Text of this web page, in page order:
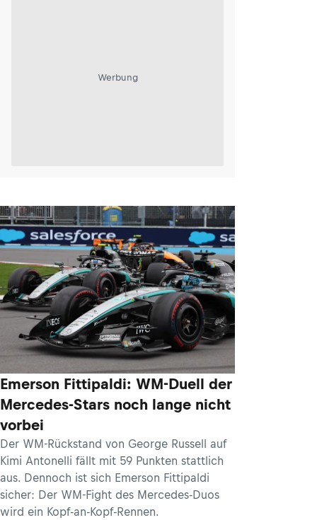
Werbung
Emerson Fittipaldi: WM-Duell der
Mercedes-Stars noch lange nicht
vorbei
Der WM-Rückstand von George Russell auf
Kimi Antonelli fällt mit 59 Punkten stattlich
aus. Dennoch ist sich Emerson Fittipaldi
sicher: Der WM-Fight des Mercedes-Duos
wird ein Kopf-an-Kopf-Rennen.